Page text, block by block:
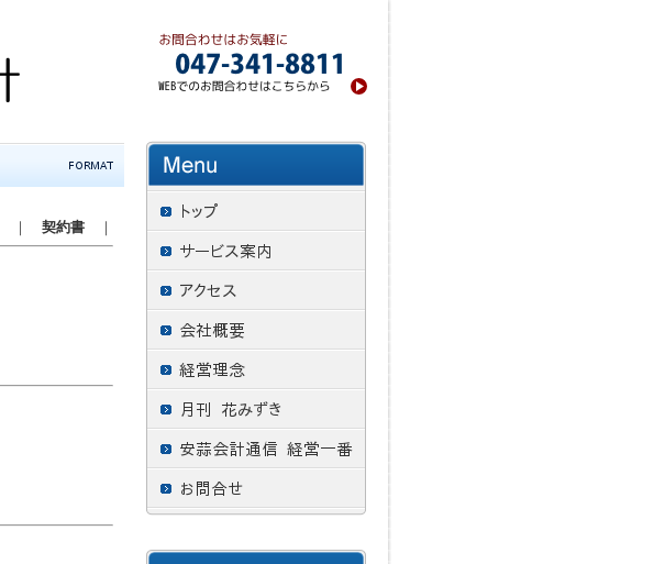
｜ 契約書 ｜